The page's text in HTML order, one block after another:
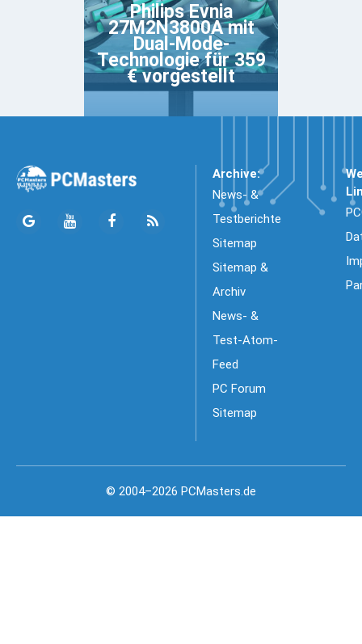
Philips Evnia
27M2N3800A mit
Dual-Mode-
Technologie für 359
€ vorgestellt
Archive:
News- &
Testberichte
Sitemap
Sitemap &
Archiv
News- &
Test-Atom-
Feed
PC Forum
Sitemap
© 2004–2026 PCMasters.de